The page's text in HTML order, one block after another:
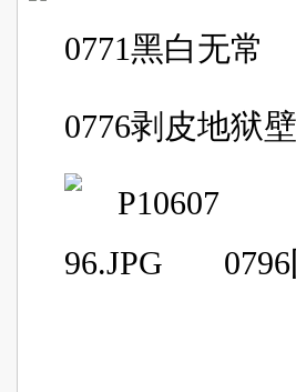
0771黑白无常
0776剥皮地狱
0796